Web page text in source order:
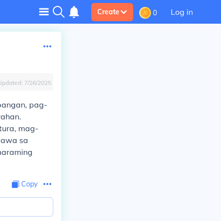
Create 0 Log in
7/26/2025
pag-
mag-
sa
Copy